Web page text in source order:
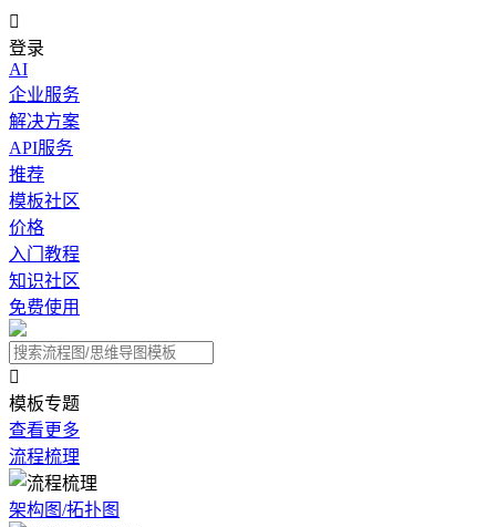

登录
AI
企业服务
解决方案
API服务
推荐
模板社区
价格
入门教程
知识社区
免费使用

模板专题
查看更多
流程梳理
架构图/拓扑图